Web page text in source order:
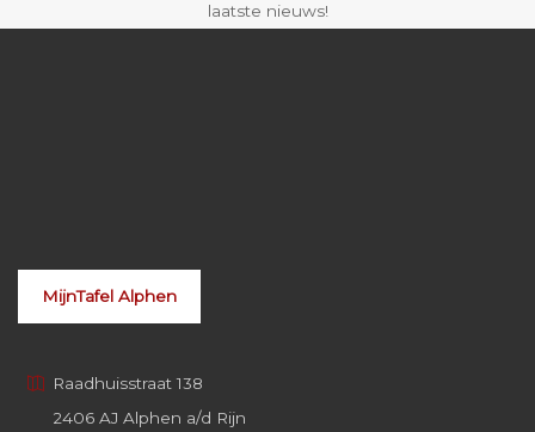
laatste nieuws!
MijnTafel Alphen
Raadhuisstraat 138
2406 AJ Alphen a/d Rijn